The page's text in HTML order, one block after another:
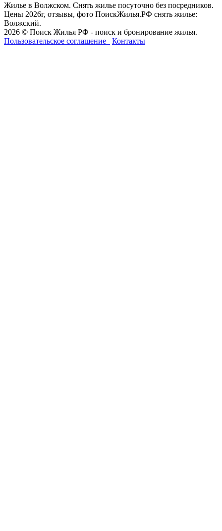
Жилье в Волжском. Снять жилье посуточно без посредников.
Цены 2026г, отзывы, фото ПоискЖилья.РФ снять жилье:
Волжский.
2026 © Поиск Жилья РФ - поиск и бронирование жилья.
Пользовательское соглашение
Контакты